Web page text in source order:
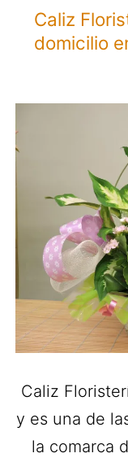
Caliz
domicilio
Caliz
y es una de
la comarca